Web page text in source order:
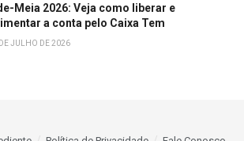
Meia 2026: Veja como liberar e
a conta pelo Caixa Tem
JULHO DE 2026